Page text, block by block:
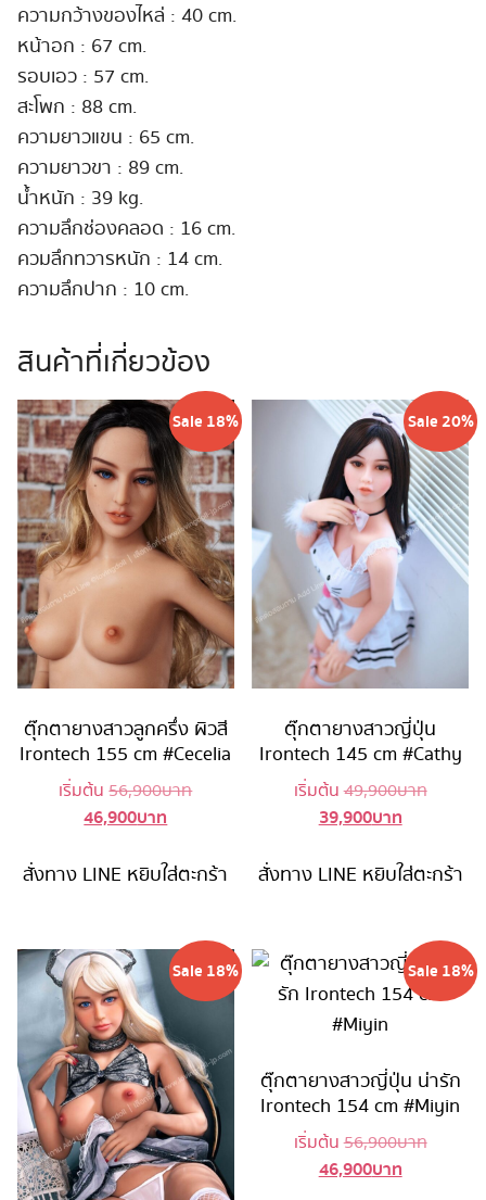
ความกว้างของไหล่ : 40 cm.
หน้าอก : 67 cm.
รอบเอว : 57 cm.
สะโพก : 88 cm.
ความยาวแขน : 65 cm.
ความยาวขา : 89 cm.
น้ำหนัก : 39 kg.
ความลึกช่องคลอด : 16 cm.
ควมลึกทวารหนัก : 14 cm.
ความลึกปาก : 10 cm.
สินค้าที่เกี่ยวข้อง
Sale 18%
ตุ๊กตายางสาวลูกครึ่ง ผิวสี
Irontech 155 cm #Cecelia
เริ่มต้น56,900บาทOriginal
56,900 บาท.
46,900บาท
is:
สั่งทาง LINE หยิบใส่ตะกร้า
Sale 20%
ตุ๊กตายางสาวญี่ปุ่น
Irontech 145 cm #Cathy
เริ่มต้น49,900บาทOriginal
49,900
39,900บาทCurrent
is:
สั่งทาง LINE หยิบใส่ตะกร้า
Sale 18% Sale 18%
ตุ๊กตายางสาวญี่ปุ่น น่ารัก
Irontech 154 cm #Miyin
เริ่มต้น56,900บาทOriginal
46,900บาทCurrent